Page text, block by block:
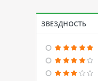
ЗВЕЗДНОСТЬ